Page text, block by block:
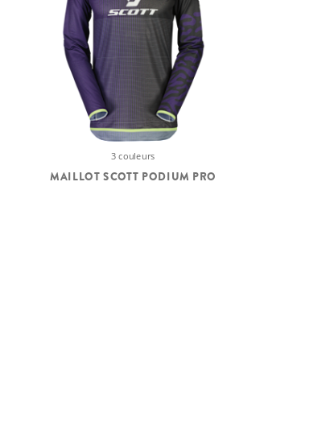
3 couleurs
MAILLOT SCOTT PODIUM PRO